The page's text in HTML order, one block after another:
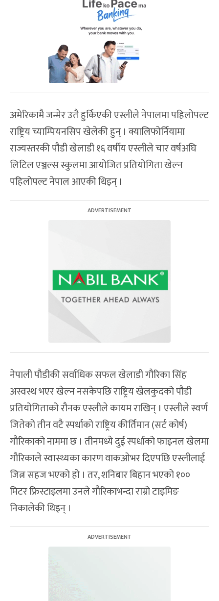
अमेरिकामै जन्मेर उतै हुर्किएकी एस्लीले नेपालमा पहिलोपल्ट
राष्ट्रिय च्याम्पियनसिप खेलेकी हुन् । क्यालिफोर्नियामा
राज्यस्तरकी पौडी खेलाडी १६ वर्षीय एस्लीले चार वर्षअघि
लिटिल एञ्जल्स स्कुलमा आयोजित प्रतियोगिता खेल्न
पहिलोपल्ट नेपाल आएकी थिइन् ।
नेपाली पौडीकी सर्वाधिक सफल खेलाडी गौरिका सिंह
अस्वस्थ भएर खेल्न नसकेपछि राष्ट्रिय खेलकुदको पौडी
प्रतियोगिताको रौनक एस्लीले कायम राखिन् । एस्लीले स्वर्ण
जितेको तीन वटै स्पर्धाको राष्ट्रिय कीर्तिमान (सर्ट कोर्ष)
गौरिकाको नाममा छ । तीनमध्ये दुई स्पर्धाको फाइनल खेलमा
गौरिकाले स्वास्थ्यका कारण वाकओभर दिएपछि एस्लीलाई
जित्न सहज भएको हो । तर, शनिबार बिहान भएको १००
मिटर फ्रिस्टाइलमा उनले गौरिकाभन्दा राम्रो टाइमिङ
निकालेकी थिइन् ।